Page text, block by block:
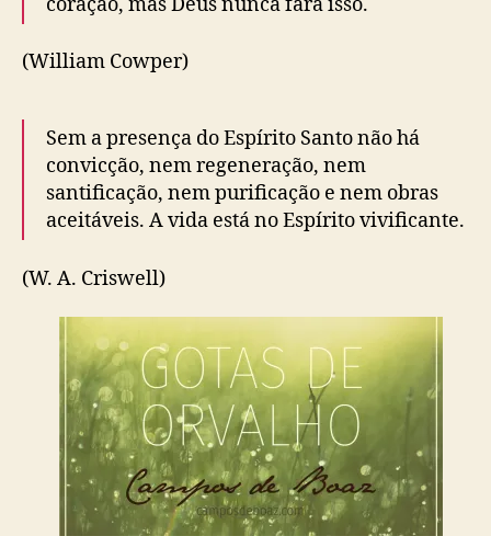
(William Cowper)
Sem a presença do Espírito Santo não há
convicção, nem regeneração, nem
santificação, nem purificação e nem obras
aceitáveis. A vida está no Espírito vivificante.
(W. A. Criswell)